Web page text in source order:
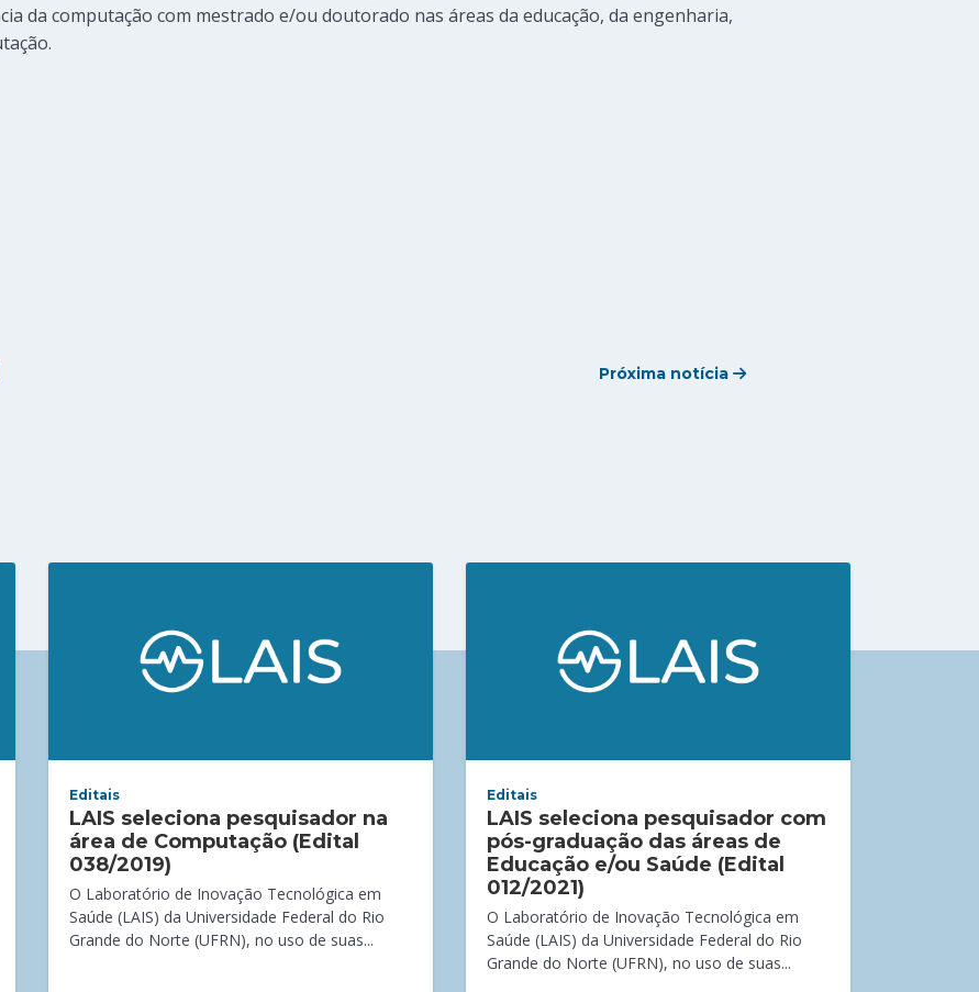
da computação com mestrado e/ou doutorado nas áreas da educação, da engenharia,
Próxima notícia
Editais
LAIS seleciona pesquisador na
área de Computação (Edital
038/2019)
O Laboratório de Inovação Tecnológica em
Saúde (LAIS) da Universidade Federal do Rio
Grande do Norte (UFRN), no uso de suas...
Editais
LAIS seleciona pesquisador com
pós-graduação das áreas de
Educação e/ou Saúde (Edital
012/2021)
O Laboratório de Inovação Tecnológica em
Saúde (LAIS) da Universidade Federal do Rio
Grande do Norte (UFRN), no uso de suas...